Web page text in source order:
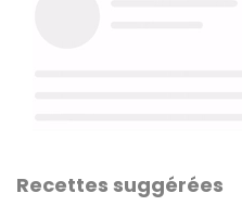
Recettes suggérées